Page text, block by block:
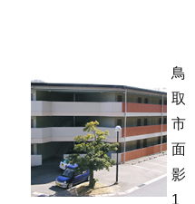
鳥
取
市
面
影
1